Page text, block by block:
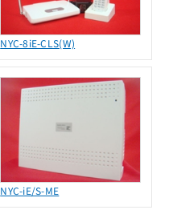
NYC-8iE-CLS(W)
NYC-iE/S-ME